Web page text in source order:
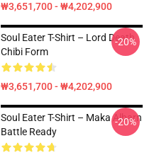
₩3,651,700 - ₩4,202,900
Soul Eater T-Shirt – Lord Death
Chibi Form
₩3,651,700 - ₩4,202,900
-20%
Soul Eater T-Shirt – Maka Albarn
Battle Ready
-20%